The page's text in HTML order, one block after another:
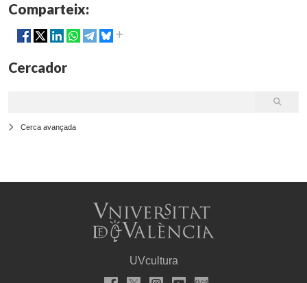
Comparteix:
Cercador
Cerca avançada
UVcultura